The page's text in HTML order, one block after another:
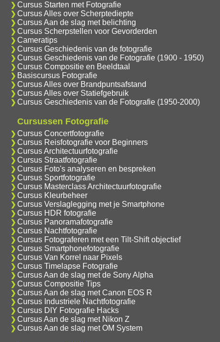
Cursus Starten met Fotografie
Cursus Alles over Scherptediepte
Cursus Aan de slag met belichting
Cursus Scherpstellen voor Gevorderden
Cameratips
Cursus Geschiedenis van de fotografie
Cursus Geschiedenis van de Fotografie (1900 - 1950)
Cursus Compositie en Beeldtaal
Basiscursus Fotografie
Cursus Alles over Brandpuntsafstand
Cursus Alles over Statiefgebruik
Cursus Geschiedenis van de Fotografie (1950-2000)
Cursussen Fotografie
Cursus Concertfotografie
Cursus Reisfotografie voor Beginners
Cursus Architectuurfotografie
Cursus Straatfotografie
Cursus Foto's analyseren en bespreken
Cursus Sportfotografie
Cursus Masterclass Architectuurfotografie
Cursus Kleurbeheer
Cursus Verslaglegging met je Smartphone
Cursus HDR fotografie
Cursus Panoramafotografie
Cursus Nachtfotografie
Cursus Fotograferen met een Tilt-Shift objectief
Cursus Smartphonefotografie
Cursus Van Korrel naar Pixels
Cursus Timelapse Fotografie
Cursus Aan de slag met de Sony Alpha
Cursus Compositie Tips
Cursus Aan de slag met Canon EOS R
Cursus Industriele Nachtfotografie
Cursus DIY Fotografie Hacks
Cursus Aan de slag met Nikon Z
Cursus Aan de slag met OM System